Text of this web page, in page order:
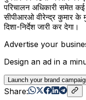
परिचालन अधिकारी समेत
सीपीआरओ वीरेन्द्र कुमार के
दिशा-निर्देश जारी कर देगा।
Advertise your
Design an ad in a
Launch your brand
Share: